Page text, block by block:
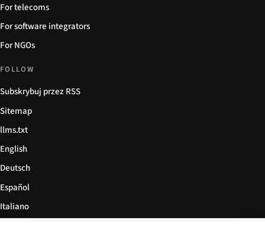
For telecoms
For software integrators
For NGOs
FOLLOW
Subskrybuj przez RSS
Sitemap
llms.txt
English
Deutsch
Español
Italiano